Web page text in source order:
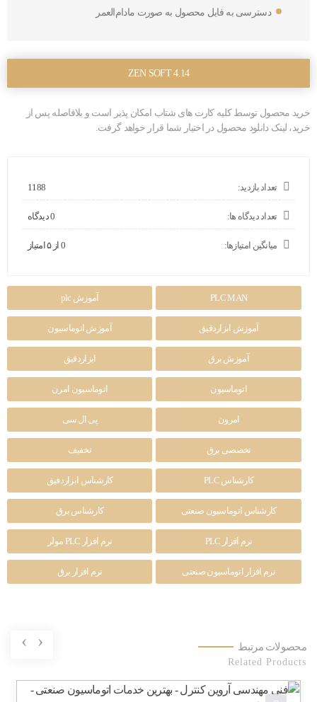
دسترسی به فایل محصول به صورت مادام‌العمر
ZEN SOFT 4.14
خرید محصول توسط کلیه کارت های شتاب امکان پذیر است و بلافاصله پس از
خرید، لینک دانلود محصول در اختیار شما قرار خواهد گرفت.
تعداد بازدید: 1188
تعداد دیدگاه ها: 0 دیدگاه
میانگین امتیازها: 0 از ۵ امتیاز
PLC MAN آموزش plc
آموزش ابزاردقیق آموزش اتوماسیون
آموزش برق ابزاردقیق
اتوماسیون اتوماسیون امرن
امرون پی ال سی
تخصصی برق تخفیف
کارشناس PLC کارشناس ابزاردقیق
کارشناس اتوماسیون صنعتی کارشناس برق
نرم افزار PLC نرم افزار PLC مولر
نرم افزار اتوماسیون صنعتی نرم افزار برق
محصولات مرتبط
Related Products
‹
›